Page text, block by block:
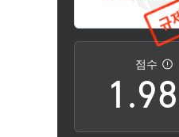
점수
0
1 .
8
9
7
8